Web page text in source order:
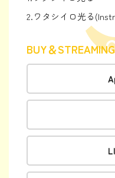
2.ワタシイロ光る
BUY＆STREAMING